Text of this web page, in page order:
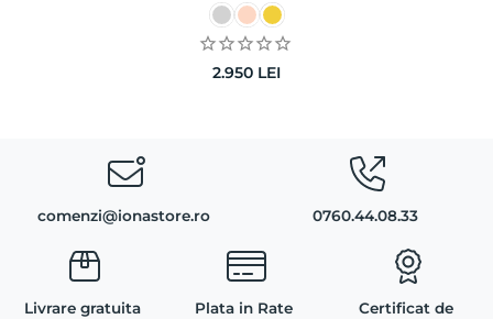
2.950 LEI
comenzi@ionastore.ro 0760.44.08.33
Livrare gratuita Plata in Rate
Certificat de